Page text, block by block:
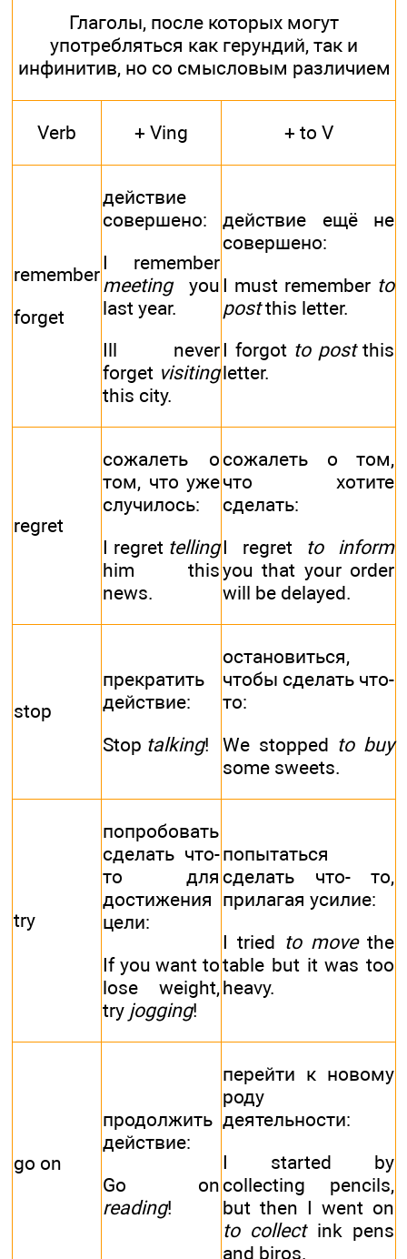
Глаголы, после которых могут
употребляться как герундий, так и
инфинитив, но со смысловым различием
Verb + Ving + to V
remember
forget
действие
совершено:
I remember
meetingyou
last year.
Ill never
forget visiting
this city.
действие ещё не
совершено:
I must remember to
postthis letter.
I forgot to postthis
letter.
regret
сожалеть о
том, что уже
случилось:
I regret telling
him this
news.
сожалеть о том,
что хотите
сделать:
I regret to inform
you that your order
will be delayed.
stop
прекратить
действие:
Stop talking!
остановиться,
чтобы сделать что-
то:
We stopped to buy
some sweets.
try
попробовать
сделать что-
то для
достижения
цели:
If you want to
lose weight,
try jogging!
попытаться
сделать что- то,
прилагая усилие:
I tried to movethe
table but it was too
heavy.
go on
продолжить
действие:
Go on
reading!
перейти к новому
роду
деятельности:
I started by
collecting pencils,
but then I went on
to collectink pens
and biros.